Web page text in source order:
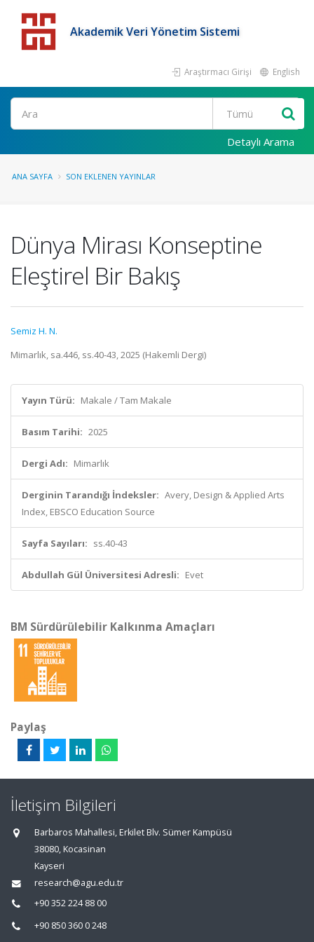
Akademik Veri Yönetim Sistemi
Araştırmacı Girişi English
Detaylı Arama
ANA SAYFA SON EKLENEN YAYINLAR
Dünya Mirası Konseptine
Eleştirel Bir Bakış
Semiz H. N.
Mimarlık, sa.446, ss.40-43, 2025 (Hakemli Dergi)
Yayın Türü: Makale / Tam Makale
Basım Tarihi: 2025
Dergi Adı: Mimarlık
Derginin Tarandığı İndeksler: Avery, Design & Applied Arts
Index, EBSCO Education Source
Sayfa Sayıları: ss.40-43
Abdullah Gül Üniversitesi Adresli: Evet
BM Sürdürülebilir Kalkınma Amaçları
Paylaş
İletişim Bilgileri
Barbaros Mahallesi, Erkilet Blv. Sümer Kampüsü
38080, Kocasinan
Kayseri
research@agu.edu.tr
+90 352 224 88 00
+90 850 360 0 248